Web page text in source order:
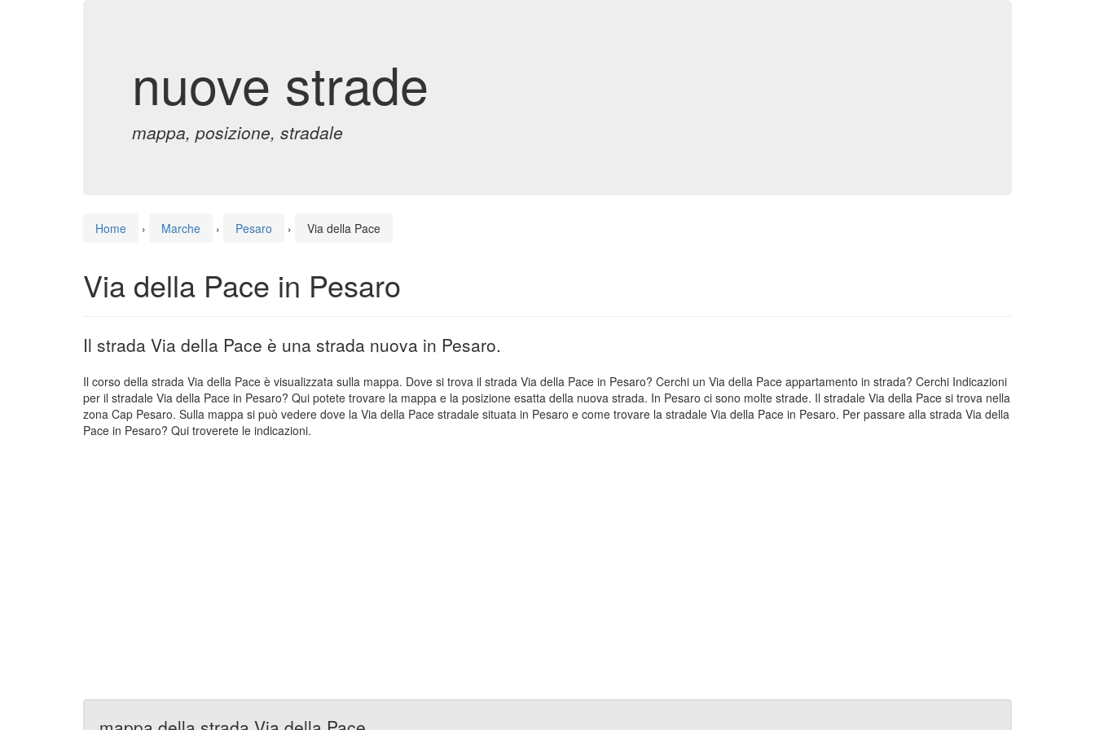
nuove strade
mappa, posizione, stradale
Home › Marche › Pesaro › Via della Pace
Via della Pace in Pesaro
Il strada Via della Pace è una strada nuova in Pesaro.
Il corso della strada Via della Pace è visualizzata sulla mappa. Dove si trova il strada Via della Pace in Pesaro? Cerchi un Via della Pace appartamento in strada? Cerchi Indicazioni
per il stradale Via della Pace in Pesaro? Qui potete trovare la mappa e la posizione esatta della nuova strada. In Pesaro ci sono molte strade. Il stradale Via della Pace si trova nella
zona Cap Pesaro. Sulla mappa si può vedere dove la Via della Pace stradale situata in Pesaro e come trovare la stradale Via della Pace in Pesaro. Per passare alla strada Via della
Pace in Pesaro? Qui troverete le indicazioni.